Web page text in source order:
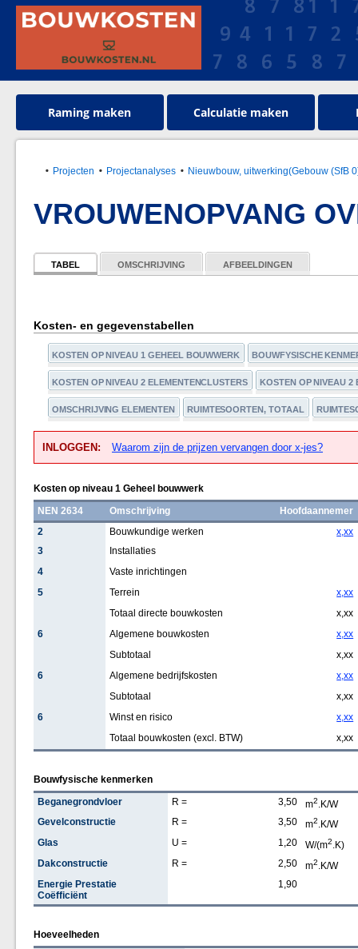
Raming maken Calculatie maken
Projecten Projectanalyses Nieuwbouw, uitwerking(Gebouw (SfB
VROUWENOPVANG
TABEL OMSCHRIJVING AFBEELDINGEN
Kosten- en gegevenstabellen
KOSTEN OP NIVEAU 1 GEHEEL BOUWWERK BOUWFYSISCHE
KOSTEN OP NIVEAU 2 ELEMENTENCLUSTERS KOSTEN OP NIVEAU 2
OMSCHRIJVING ELEMENTEN RUIMTESOORTEN, TOTAAL
INLOGGEN: Waarom zijn de prijzen vervangen door x-jes?
Kosten op niveau 1 Geheel bouwwerk
NEN 2634
Omschrijving
Hoofdaannemer
2
Bouwkundige werken
x,xx
3
Installaties
4
Vaste inrichtingen
5
Terrein
x,xx
Totaal directe bouwkosten
x,xx
6
Algemene bouwkosten
x,xx
Subtotaal
x,xx
6
Algemene bedrijfskosten
x,xx
Subtotaal
x,xx
6
Winst en risico
x,xx
Totaal bouwkosten (excl. BTW)
x,xx
Bouwfysische kenmerken
Beganegrondvloer
R = 3,50 m2.K/W
Gevelconstructie
R = 3,50 m2.K/W
Glas
U = 1,20 W/(m2.K)
Dakconstructie
R = 2,50 m2.K/W
Energie Prestatie
Coëfficiënt
1,90
Hoeveelheden